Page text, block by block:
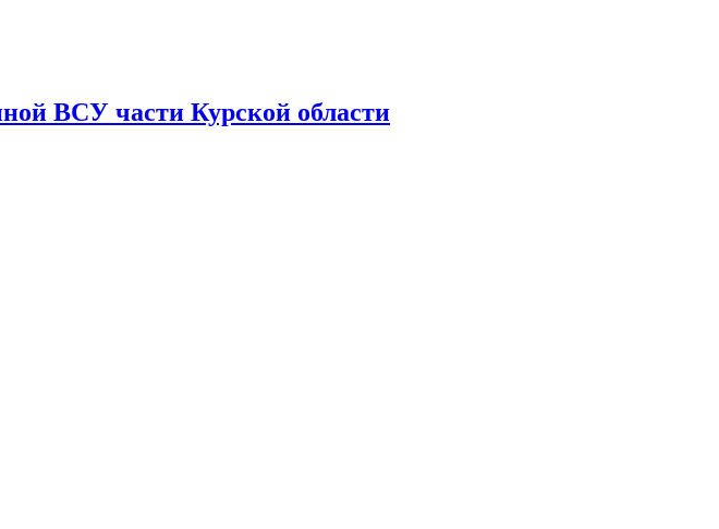
ВСУ части Курской области